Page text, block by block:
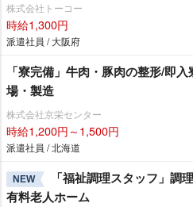
株式会社トーコー
時給1,300円
派遣社員 / 大阪府
「寮完備」牛肉・豚肉の整形/即
場・製造
株式会社京栄センター
時給1,200円～1,500円
派遣社員 / 北海道
NEW
「福祉調理スタッフ」調
有料老人ホーム